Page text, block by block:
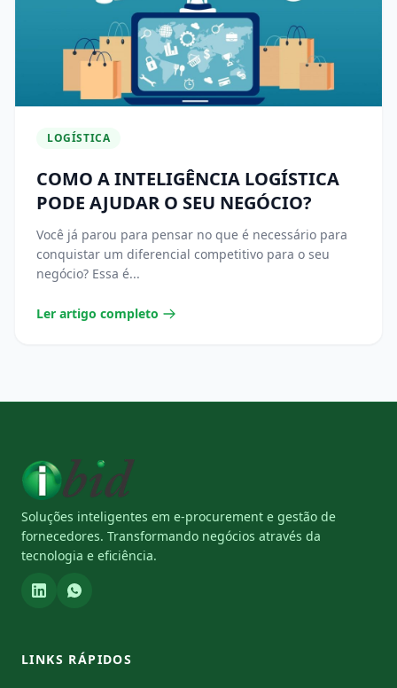
LOGÍSTICA
COMO A INTELIGÊNCIA LOGÍSTICA
PODE AJUDAR O SEU NEGÓCIO?
Você já parou para pensar no que é necessário para
conquistar um diferencial competitivo para o seu
negócio? Essa é...
Ler artigo completo
Soluções inteligentes em e-procurement e gestão de
fornecedores. Transformando negócios através da
tecnologia e eficiência.
LINKS RÁPIDOS